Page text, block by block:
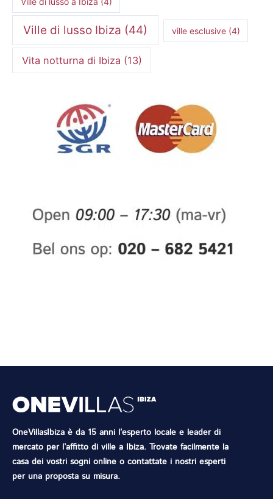
Ville di lusso Ibiza (44) ville esclusive(4)
Vita notturna di Ibiza (13)
OneVillasIbiza è da 15 anni l’esperto locale e leader di
mercato per l’affitto di ville a Ibiza. Trovate facilmente la
casa dei vostri sogni online o contattate i nostri esperti
per una proposta su misura.